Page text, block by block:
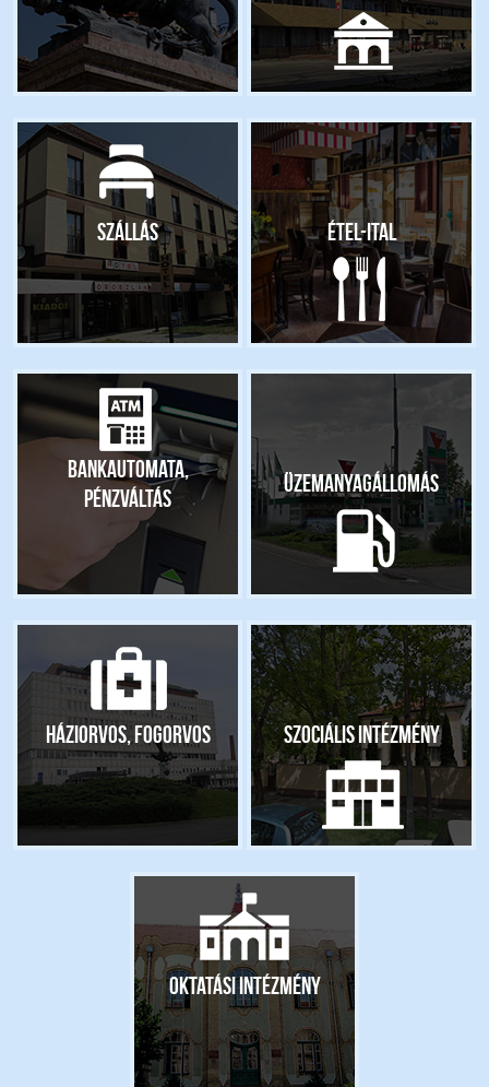
Szállás Étel-ital
Bankautomata,
pénzváltás
Üzemanyagállomás
Háziorvos, fogorvos Szociális intézmény
Oktatási intézmény